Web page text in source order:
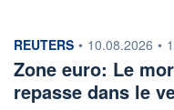
+ HAUT
1 758,6875
information fournie par
REUTERS • 10.08.2026 •
Zone euro: Le
repasse dans le